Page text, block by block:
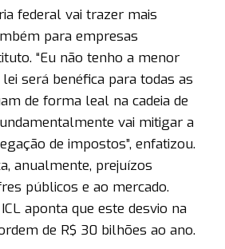
federal vai trazer mais
para empresas
“Eu não tenho a menor
será benéfica para todas as
de forma leal na cadeia de
vai mitigar a
de impostos”, enfatizou.
anualmente, prejuízos
públicos e ao mercado.
aponta que este desvio na
de R$ 30 bilhões ao ano.